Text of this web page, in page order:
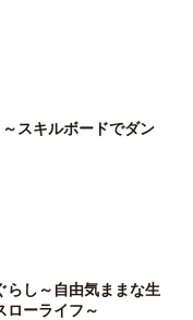
スキルボードでダン
らし～自由気ままな生
ローライフ～